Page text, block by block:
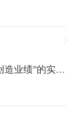
看图学习·人民之心丨读懂“怎样创造业绩”的实干路径